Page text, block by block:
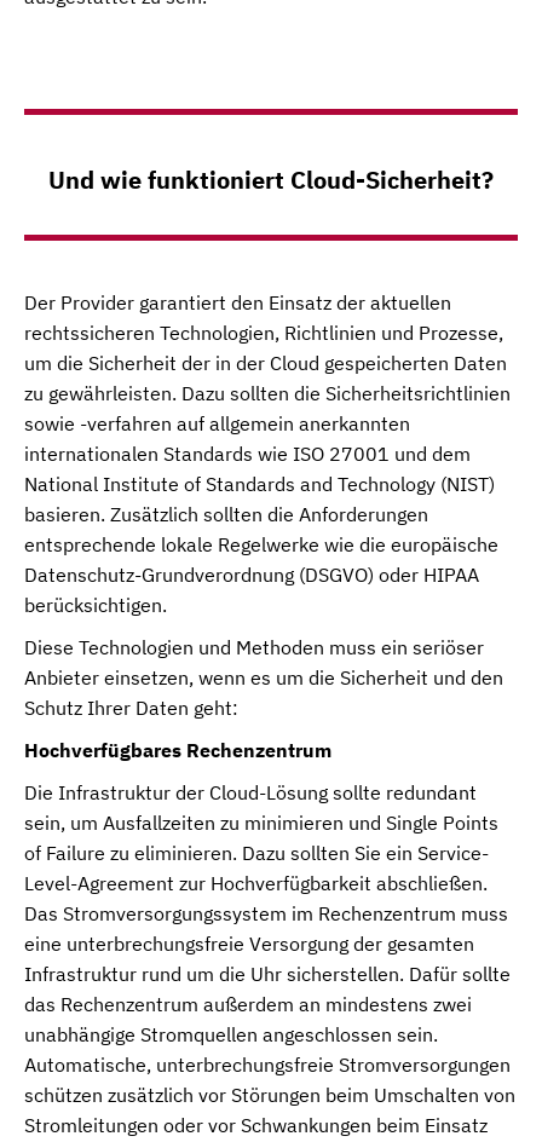
Und wie funktioniert Cloud-Sicherheit?
Der Provider garantiert den Einsatz der aktuellen
rechtssicheren Technologien, Richtlinien und Prozesse,
um die Sicherheit der in der Cloud gespeicherten Daten
zu gewährleisten. Dazu sollten die Sicherheitsrichtlinien
sowie -verfahren auf allgemein anerkannten
internationalen Standards wie ISO 27001 und dem
National Institute of Standards and Technology (NIST)
basieren. Zusätzlich sollten die Anforderungen
entsprechende lokale Regelwerke wie die europäische
Datenschutz-Grundverordnung (DSGVO) oder HIPAA
berücksichtigen.
Diese Technologien und Methoden muss ein seriöser
Anbieter einsetzen, wenn es um die Sicherheit und den
Schutz Ihrer Daten geht:
Hochverfügbares Rechenzentrum
Die Infrastruktur der Cloud-Lösung sollte redundant
sein, um Ausfallzeiten zu minimieren und Single Points
of Failure zu eliminieren. Dazu sollten Sie ein Service-
Level-Agreement zur Hochverfügbarkeit abschließen.
Das Stromversorgungssystem im Rechenzentrum muss
eine unterbrechungsfreie Versorgung der gesamten
Infrastruktur rund um die Uhr sicherstellen. Dafür sollte
das Rechenzentrum außerdem an mindestens zwei
unabhängige Stromquellen angeschlossen sein.
Automatische, unterbrechungsfreie Stromversorgungen
schützen zusätzlich vor Störungen beim Umschalten von
Stromleitungen oder vor Schwankungen beim Einsatz